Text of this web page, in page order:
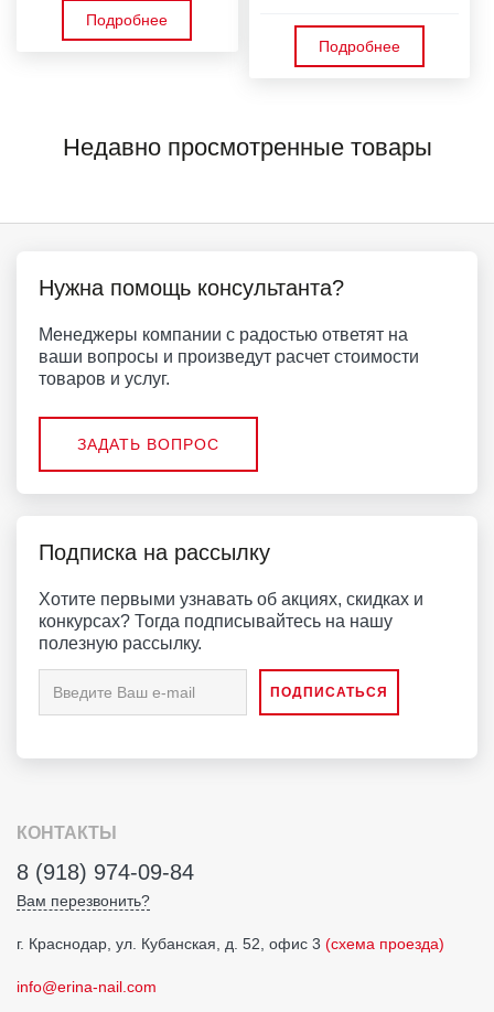
Подробнее
Подробнее
Недавно просмотренные товары
Нужна помощь консультанта?
Менеджеры компании с радостью ответят на
ваши вопросы и произведут расчет стоимости
товаров и услуг.
ЗАДАТЬ ВОПРОС
Подписка на рассылку
Хотите первыми узнавать об акциях, скидках и
конкурсах? Тогда подписывайтесь на нашу
полезную рассылку.
КОНТАКТЫ
8 (918) 974-09-84
Вам перезвонить?
г. Краснодар, ул. Кубанская, д. 52, офис 3 (схема проезда)
info@erina-nail.com